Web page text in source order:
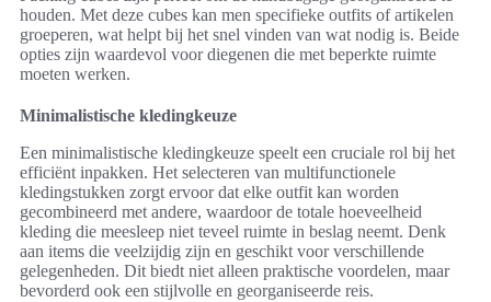
houden. Met deze cubes kan men specifieke outfits of artikelen
groeperen, wat helpt bij het snel vinden van wat nodig is. Beide
opties zijn waardevol voor diegenen die met beperkte ruimte
moeten werken.
Minimalistische kledingkeuze
Een minimalistische kledingkeuze speelt een cruciale rol bij het
efficiënt inpakken. Het selecteren van multifunctionele
kledingstukken zorgt ervoor dat elke outfit kan worden
gecombineerd met andere, waardoor de totale hoeveelheid
kleding die meesleep niet teveel ruimte in beslag neemt. Denk
aan items die veelzijdig zijn en geschikt voor verschillende
gelegenheden. Dit biedt niet alleen praktische voordelen, maar
bevorderd ook een stijlvolle en georganiseerde reis.